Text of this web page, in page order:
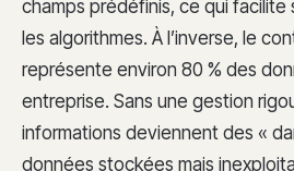
champs prédéfinis, ce qui facilite
les algorithmes. À l’inverse, le
représente environ 80 % des
entreprise. Sans une gestion
informations deviennent des «
données stockées mais